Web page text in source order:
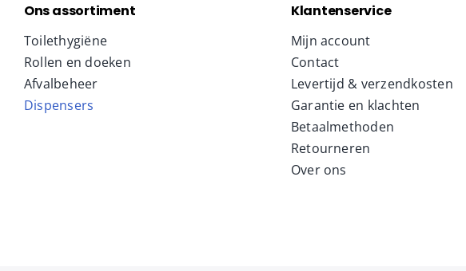
Ons assortiment
Toilethygiëne
Rollen en doeken
Afvalbeheer
Dispensers
Klantenservice
Mijn account
Contact
Levertijd & verzendkosten
Garantie en klachten
Betaalmethoden
Retourneren
Over ons